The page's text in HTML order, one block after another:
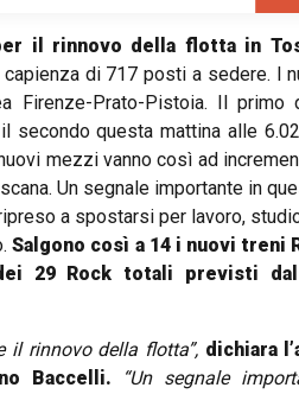
il rinnovo della flotta in
di 717 posti a sedere. I
Firenze-Prato-Pistoia. Il primo
secondo questa mattina alle
mezzi vanno così ad
Un segnale importante in
a spostarsi per lavoro,
Salgono così a 14 i nuovi treni
29 Rock totali previsti
il rinnovo della flotta”, dichiara
Baccelli. “Un segnale